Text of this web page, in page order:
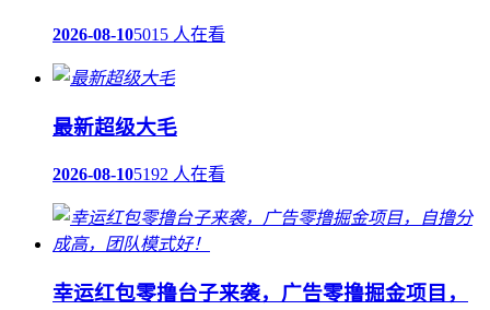
2026-08-105015 人在看
最新超级大毛
2026-08-105192 人在看
幸运红包零撸台子来袭，广告零撸掘金项目，